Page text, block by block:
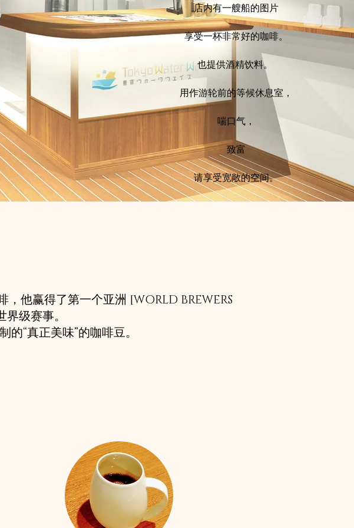
店内有一艘船的图片​
享受一杯非常好的咖啡。
也提供酒精饮料。 ​
用作游轮前的等候休息室，
喘口气，
致富​
请享受宽敞的空间。
他赢得了第一个亚洲 [WORLD BREWERS
级赛事。
“真正美味”的咖啡豆。